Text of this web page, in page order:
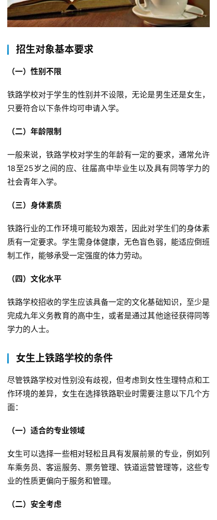
招生对象基本要求
（一）性别不限
铁路学校对于学生的性别并不设限，无论是男生还是女生，
只要符合以下条件均可申请入学。
（二）年龄限制
一般来说，铁路学校对学生的年龄有一定的要求，通常允许
18至25岁之间的应、往届高中毕业生以及具有同等学力的
社会青年入学。
（三）身体素质
铁路行业的工作环境可能较为艰苦，因此对学生们的身体素
质有一定要求。学生需身体健康，无色盲色弱，能适应倒班
制工作，能够承受一定强度的体力劳动。
（四）文化水平
铁路学校招收的学生应该具备一定的文化基础知识，至少是
完成九年义务教育的高中生，或者是通过其他途径获得同等
学力的人士。
女生上铁路学校的条件
尽管铁路学校对性别没有歧视，但考虑到女性生理特点和工
作环境的差异，女生在选择铁路职业时需要注意以下几个方
面：
（一）适合的专业领域
女生可以选择一些相对轻松且具有发展前景的专业，例如列
车乘务员、客运服务、票务管理、铁道运营管理等，这些专
业的性质更偏向于服务和管理。
（二）安全考虑